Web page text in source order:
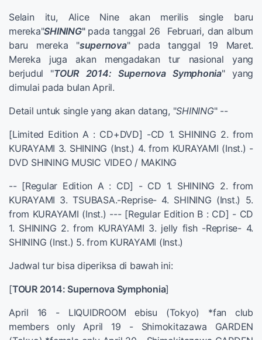
Selain itu, Alice Nine akan merilis single baru
mereka"SHINING" pada tanggal 26 Februari, dan album
baru mereka "supernova" pada tanggal 19 Maret.
Mereka juga akan mengadakan tur nasional yang
berjudul "TOUR 2014: Supernova Symphonia" yang
dimulai pada bulan April.
Detail untuk single yang akan datang, "SHINING" --
[Limited Edition A : CD+DVD] -CD 1. SHINING 2. from
KURAYAMI 3. SHINING (Inst.) 4. from KURAYAMI (Inst.) -
DVD SHINING MUSIC VIDEO / MAKING
-- [Regular Edition A : CD] - CD 1. SHINING 2. from
KURAYAMI 3. TSUBASA.-Reprise- 4. SHINING (Inst.) 5.
from KURAYAMI (Inst.) --- [Regular Edition B : CD] - CD
1. SHINING 2. from KURAYAMI 3. jelly fish -Reprise- 4.
SHINING (Inst.) 5. from KURAYAMI (Inst.)
Jadwal tur bisa diperiksa di bawah ini:
[TOUR 2014: Supernova Symphonia]
April 16 - LIQUIDROOM ebisu (Tokyo) *fan club
members only April 19 - Shimokitazawa GARDEN